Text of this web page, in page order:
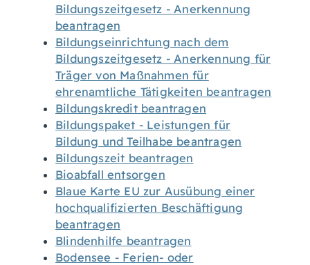
Bildungszeitgesetz - Anerkennung
beantragen
Bildungseinrichtung nach dem
Bildungszeitgesetz - Anerkennung für
Träger von Maßnahmen für
ehrenamtliche Tätigkeiten beantragen
Bildungskredit beantragen
Bildungspaket - Leistungen für
Bildung und Teilhabe beantragen
Bildungszeit beantragen
Bioabfall entsorgen
Blaue Karte EU zur Ausübung einer
hochqualifizierten Beschäftigung
beantragen
Blindenhilfe beantragen
Bodensee - Ferien- oder